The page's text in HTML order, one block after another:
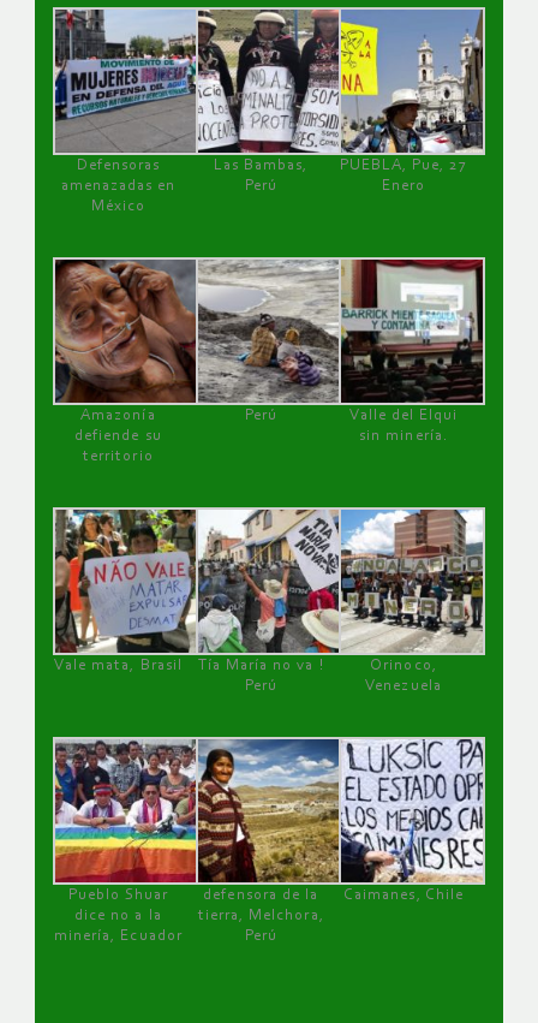
Defensoras
amenazadas en
México
Las Bambas,
Perú
PUEBLA, Pue, 27
Enero
Amazonía
defiende su
territorio
Perú
Valle del Elqui
sin minería.
Vale mata, Brasil
Tía María no va !
Perú
Orinoco,
Venezuela
Pueblo Shuar
dice no a la
minería, Ecuador
defensora de la
tierra, Melchora,
Perú
Caimanes, Chile